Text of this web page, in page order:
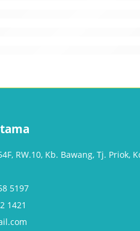
RW.10, Kb. Bawang, Tj.
5197
1421